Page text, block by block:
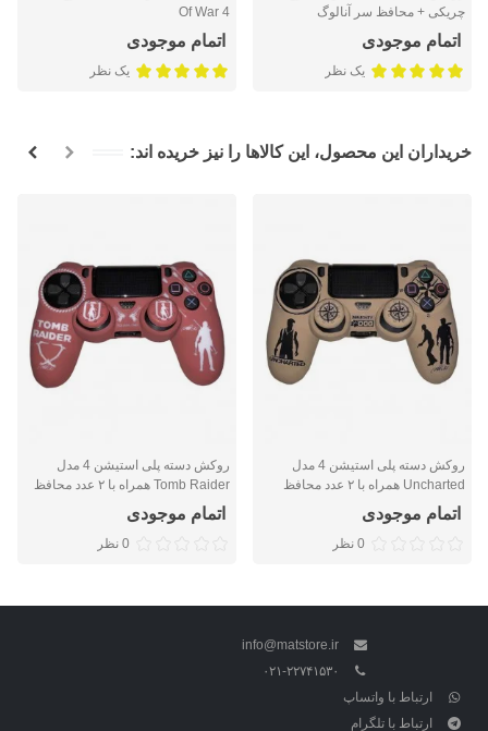
چریکی + محافظ سر آنالوگ
اتمام موجودی
یک نظر
Of War 4
اتمام موجودی
یک نظر
خریداران این محصول، این کالاها را نیز خریده اند:
روکش دسته پلی استیشن 4 مدل
Uncharted همراه با ۲ عدد محافظ
آنالوگ
اتمام موجودی
0 نظر
روکش دسته پلی استیشن 4 مدل
Tomb Raider همراه با ۲ عدد محافظ
آنالوگ
اتمام موجودی
0 نظر
info@matstore.ir
۰۲۱-۲۲۷۴۱۵۳۰
ارتباط با واتساپ
ارتباط با تلگرام